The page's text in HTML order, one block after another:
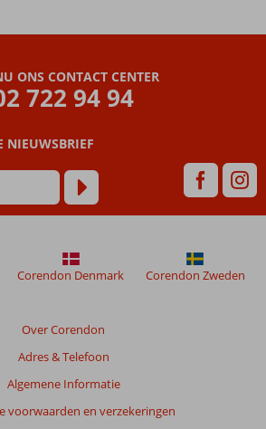
ONS CONTACT CENTER
722 94 94
NIEUWSBRIEF
Over Corendon
Adres & Telefoon
Algemene Informatie
voorwaarden en verzekeringen
Corendon Denmark Corendon Zweden